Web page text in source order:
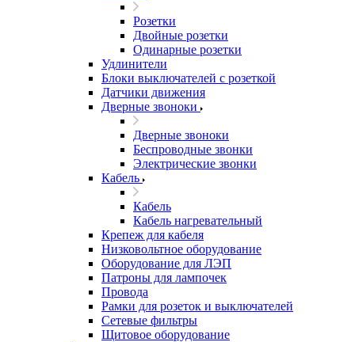
Розетки
Двойные розетки
Одинарные розетки
Удлинители
Блоки выключателей с розеткой
Датчики движения
Дверные звоноки
Дверные звоноки
Беспроводные звонки
Электрические звонки
Кабель
Кабель
Кабель нагревательный
Крепеж для кабеля
Низковольтное оборудование
Оборудование для ЛЭП
Патроны для лампочек
Провода
Рамки для розеток и выключателей
Сетевые фильтры
Щитовое оборудование